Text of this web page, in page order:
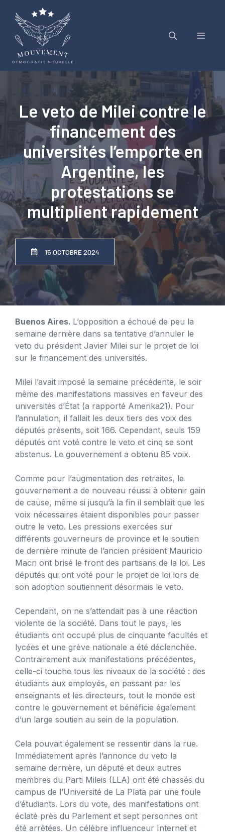
contenu
Menu
Le veto de Milei contre le
financement des
universités l’emporte en
Argentine, les
protestations se
multiplient rapidement
15 OCTOBRE 2024
Buenos Aires. L’opposition a échoué de peu la
semaine dernière dans sa tentative d’annuler le
veto du président Javier Milei sur le projet de loi
sur le financement des universités.
Milei l’avait imposé la semaine précédente, le soir
même des manifestations massives en faveur des
universités d’État (a rapporté Amerika21). Pour
l’annulation, il fallait les deux tiers des voix des
députés présents, soit 166. Cependant, seuls 159
députés ont voté contre le veto et cinq se sont
abstenus. Le gouvernement a obtenu 85 voix.
Comme pour l’augmentation des retraites, le
gouvernement a de nouveau réussi à obtenir gain
de cause, même si jusqu’à la fin il semblait que les
voix nécessaires étaient disponibles pour passer
outre le veto. Les pressions exercées sur
différents gouverneurs de province et le soutien
de dernière minute de l’ancien président Mauricio
Macri ont brisé le front des partisans de la loi. Les
députés qui ont voté pour le projet de loi lors de
son adoption soutiennent désormais le veto.
Cependant, on ne s’attendait pas à une réaction
violente de la société. Dans tout le pays, les
étudiants ont occupé plus de cinquante facultés et
lycées et une grève nationale a été déclenchée.
Contrairement aux manifestations précédentes,
celle-ci touche tous les niveaux de la société : des
étudiants aux employés, en passant par les
enseignants et les directeurs, tout le monde est
contre le gouvernement et bénéficie également
d’un large soutien au sein de la population.
Cela pouvait également se ressentir dans la rue.
Immédiatement après l’annonce du veto la
semaine dernière, un député et deux autres
membres du Parti Mileis (LLA) ont été chassés du
campus de l’Université de La Plata par une foule
d’étudiants. Lors du vote, des manifestations ont
éclaté près du Parlement et sept personnes ont
été arrêtées. Un célèbre influenceur Internet et